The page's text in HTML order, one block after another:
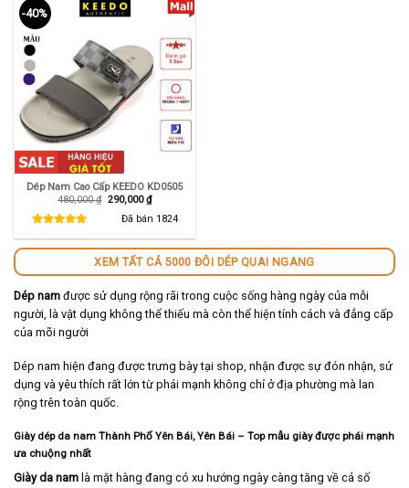
-40%
Dép Nam Cao Cấp KEEDO KD0505
480,000₫ Giá
290,000₫Giá
hiện
tại
Đã bán 1824
XEM TẤT CẢ 5000 ĐÔI DÉP QUAI NGANG
Dép nam được sử dụng rộng rãi trong cuộc sống hàng ngày của mỗi
người, là vật dụng không thể thiếu mà còn thể hiện tính cách và đẳng cấp
của mõi người
Dép nam hiện đang được trưng bày tại shop, nhận được sự đón nhận, sử
dụng và yêu thích rất lớn từ phái mạnh không chỉ ở địa phường mà lan
rộng trên toàn quốc.
Giày dép da nam Thành Phố Yên Bái, Yên Bái – Top mẫu giày được phái mạnh
ưa chuộng nhất
Giày da nam là mặt hàng đang có xu hướng ngày càng tăng về cả số